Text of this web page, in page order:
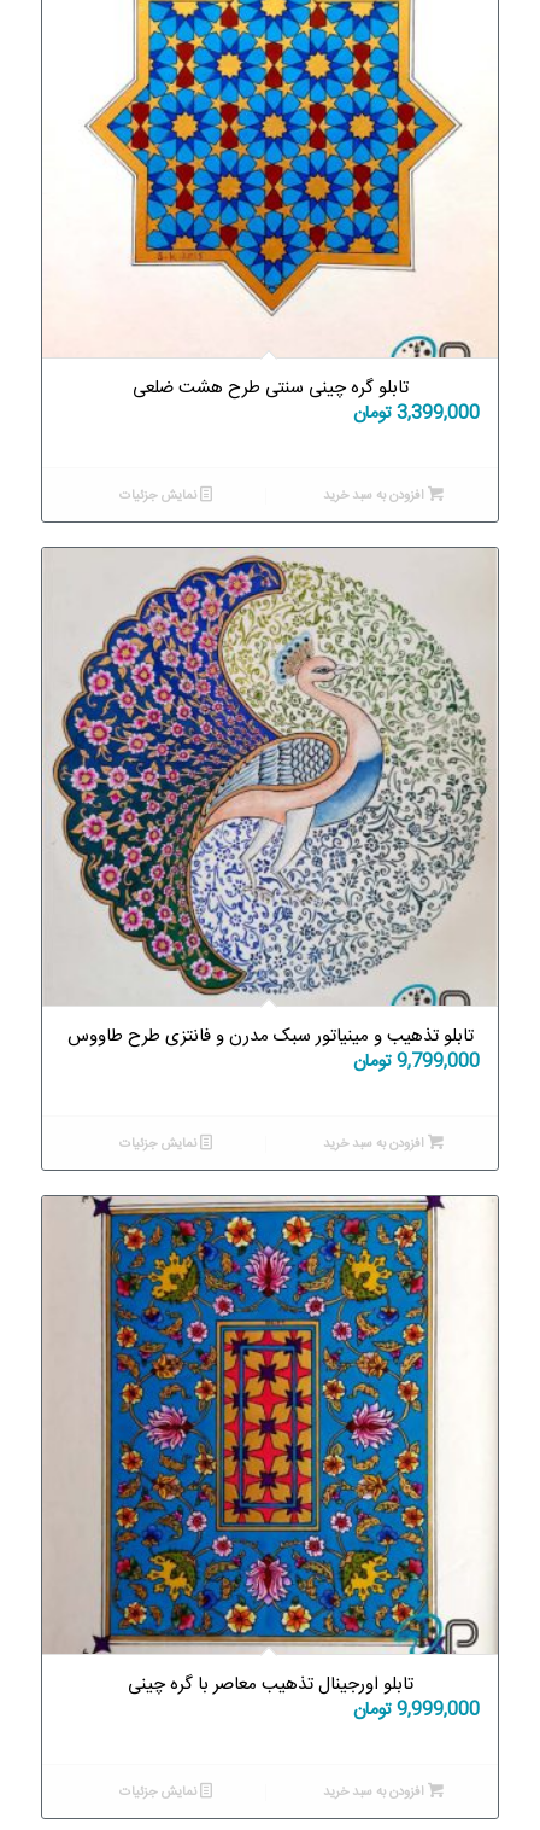
تابلو گره چینی سنتی طرح هشت ضلعی
3,399,000تومان
افزودن به سبد خرید نمایش جزئیات
تابلو تذهیب و مینیاتور سبک مدرن و فانتزی طرح طاووس
9,799,000تومان
افزودن به سبد خرید نمایش جزئیات
تابلو اورجینال تذهیب معاصر با گره چینی
9,999,000تومان
افزودن به سبد خرید نمایش جزئیات